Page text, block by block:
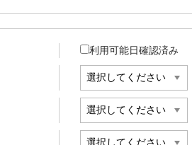
利用可能日確認済み